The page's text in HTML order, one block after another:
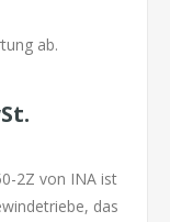
ab.
2Z von INA ist
das